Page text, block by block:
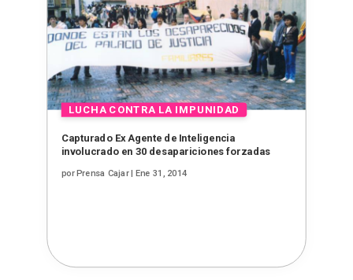
Capturado Ex Agente de Inteligencia
involucrado en 30 desapariciones forzadas
porPrensa Cajar| Ene 31, 2014